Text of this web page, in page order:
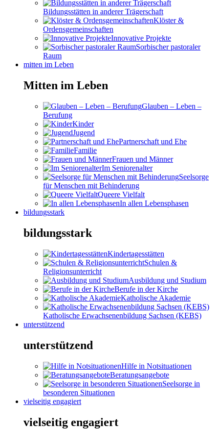
Bildungsstätten in anderer Trägerschaft
Klöster &
Ordensgemeinschaften
Innovative Projekte
Sorbischer pastoraler
Raum
mitten im Leben
Mitten im Leben
Glauben – Leben –
Berufung
Kinder
Jugend
Partnerschaft und Ehe
Familie
Frauen und Männer
Im Seniorenalter
Seelsorge
für Menschen mit Behinderung
Queere Vielfalt
In allen Lebensphasen
bildungsstark
bildungsstark
Kindertagesstätten
Schulen &
Religionsunterricht
Ausbildung und Studium
Berufe in der Kirche
Katholische Akademie
Katholische Erwachsenenbildung Sachsen (KEBS)
unterstützend
unterstützend
Hilfe in Notsituationen
Beratungsangebote
Seelsorge in
besonderen Situationen
vielseitig engagiert
vielseitig engagiert